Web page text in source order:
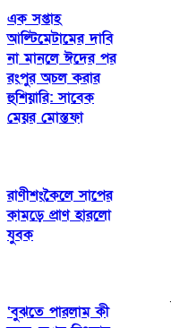
এক সপ্তাহ
আল্টিমেটামের দাবি
না মানলে ঈদের পর
রংপুর অচল করার
হুশিয়ারি: সাবেক
মেয়র মোস্তফা
রাণীশংকৈলে সাপের
কামড়ে প্রাণ হারলো
যুবক
‘বুঝতে পারলাম কী